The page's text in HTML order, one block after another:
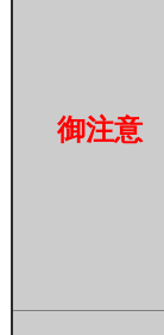
御注意